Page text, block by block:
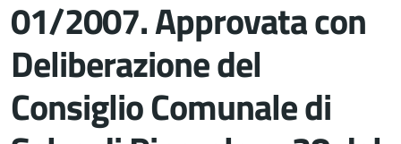
01/2007. Approvata con
Deliberazione del
Consiglio Comunale di